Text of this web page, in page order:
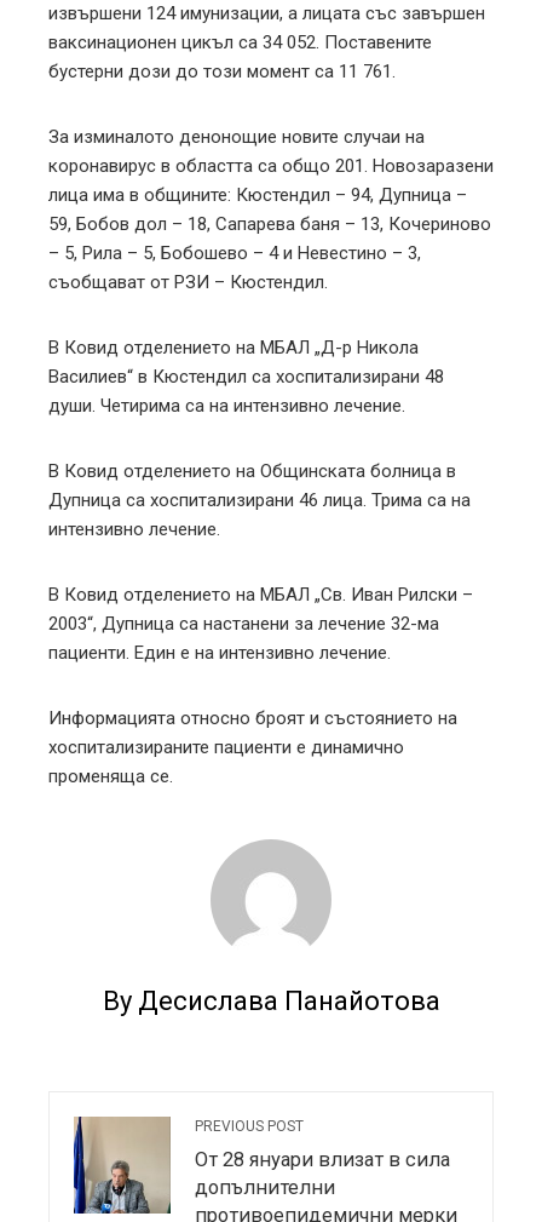
извършени 124 имунизации, а лицата със завършен
ваксинационен цикъл са 34 052. Поставените
бустерни дози до този момент са 11 761.
За изминалото денонощие новите случаи на
коронавирус в областта са общо 201. Новозаразени
лица има в общините: Кюстендил – 94, Дупница –
59, Бобов дол – 18, Сапарева баня – 13, Кочериново
– 5, Рила – 5, Бобошево – 4 и Невестино – 3,
съобщават от РЗИ – Кюстендил.
В Ковид отделението на МБАЛ „Д-р Никола
Василиев“ в Кюстендил са хоспитализирани 48
души. Четирима са на интензивно лечение.
В Ковид отделението на Общинската болница в
Дупница са хоспитализирани 46 лица. Трима са на
интензивно лечение.
В Ковид отделението на МБАЛ „Св. Иван Рилски –
2003“, Дупница са настанени за лечение 32-ма
пациенти. Един е на интензивно лечение.
Информацията относно броят и състоянието на
хоспитализираните пациенти е динамично
променяща се.
By Десислава Панайотова
PREVIOUS POST
От 28 януари влизат в сила
допълнителни
противоепидемични мерки